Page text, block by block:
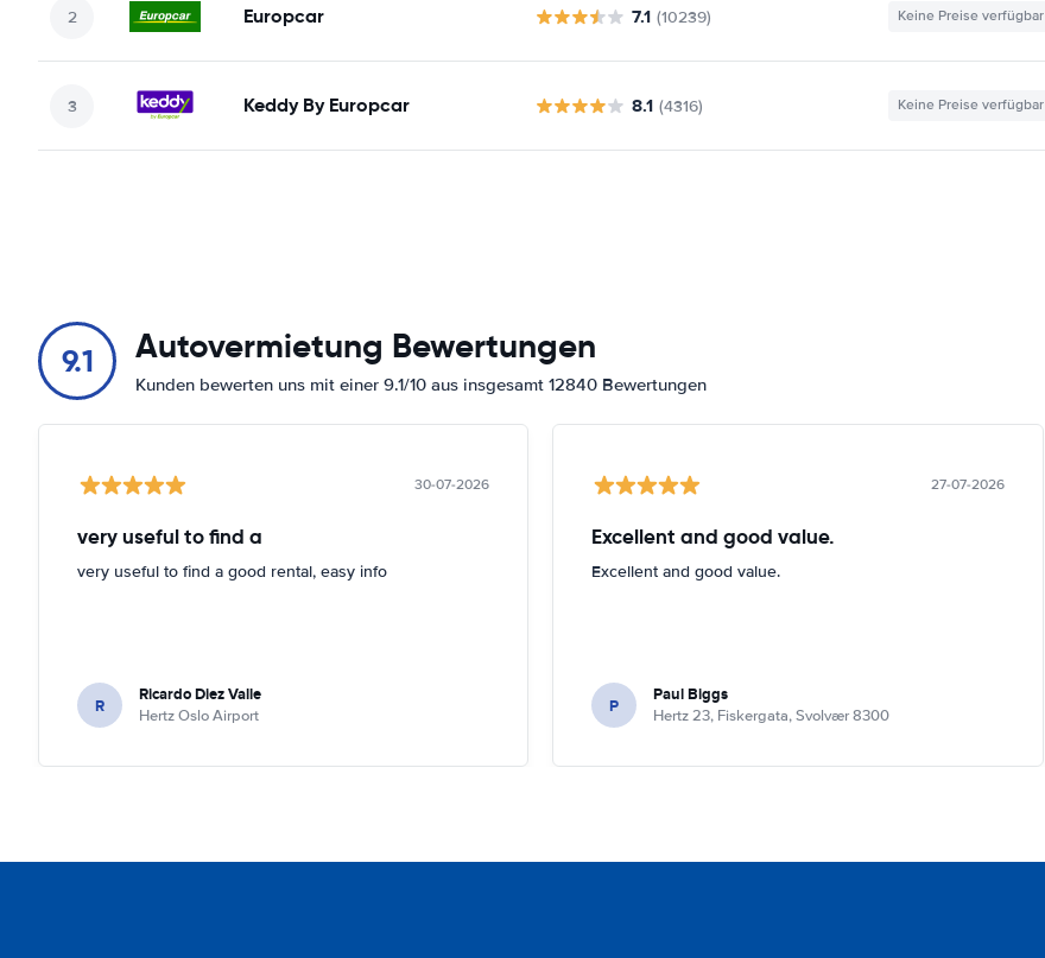
Europcar 7.1 (10239) Keine Preise verfügbar
Keddy By Europcar 8.1 (4316) Keine Preise verfügbar
9.1 Autovermietung Bewertungen
Kunden bewerten uns mit einer 9.1/10 aus insgesamt 12840 Bewertungen
30-07-2026
very useful to find a
very useful to find a good rental, easy info
R Ricardo Diez Valle
Hertz Oslo Airport
27-07-2026
Excellent and good value.
Excellent and good value.
P Paul Biggs
Hertz 23, Fiskergata, Svolvær 8300